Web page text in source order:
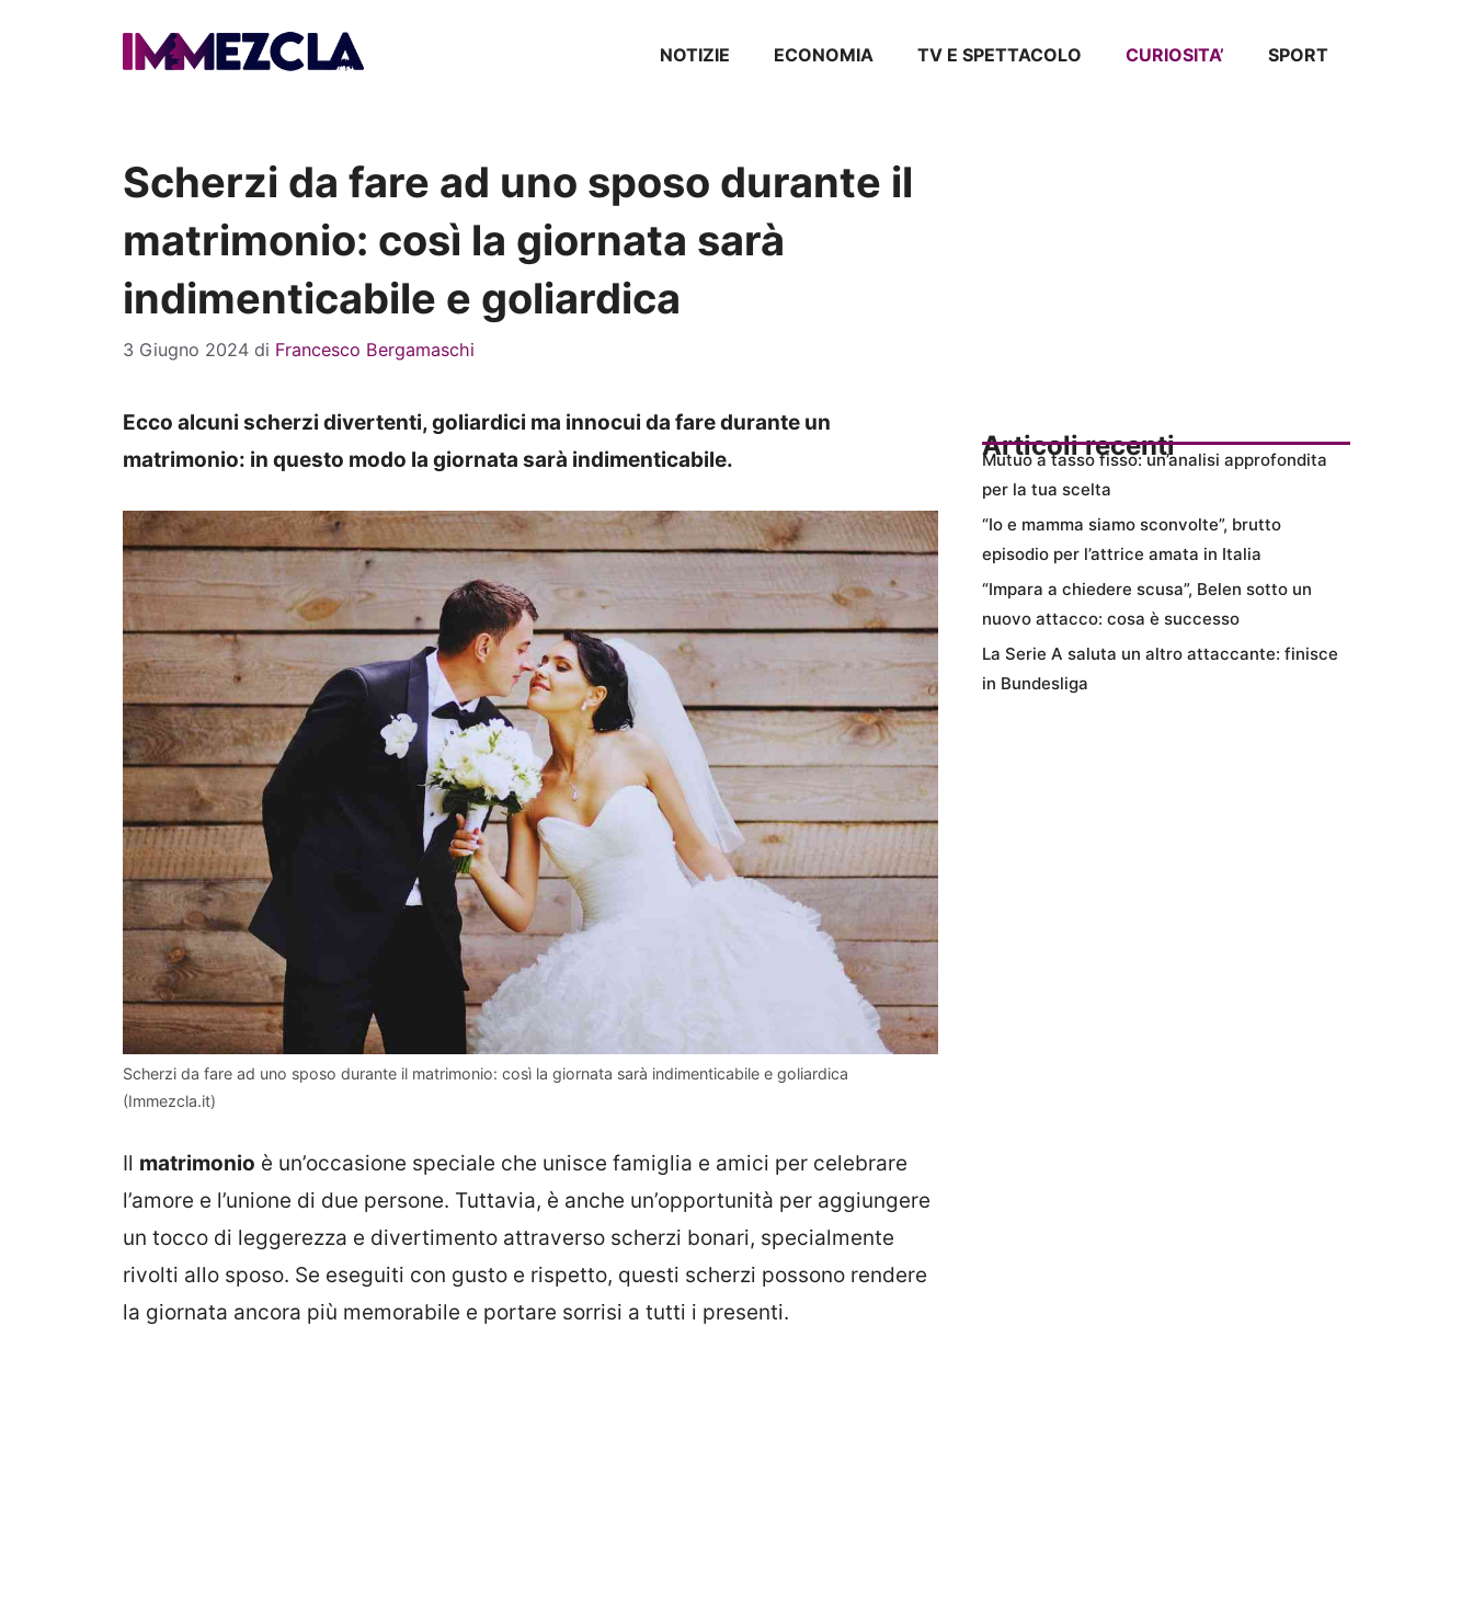
NOTIZIE ECONOMIA TV E SPETTACOLO CURIOSITA’ SPORT
Scherzi da fare ad uno sposo durante il
matrimonio: così la giornata sarà
indimenticabile e goliardica
3 Giugno 2024 di Francesco Bergamaschi
Ecco alcuni scherzi divertenti, goliardici ma innocui da fare durante un
matrimonio: in questo modo la giornata sarà indimenticabile.
Scherzi da fare ad uno sposo durante il matrimonio: così la giornata sarà indimenticabile e goliardica
(Immezcla.it)
Il matrimonio è un’occasione speciale che unisce famiglia e amici per celebrare
l’amore e l’unione di due persone. Tuttavia, è anche un’opportunità per aggiungere
un tocco di leggerezza e divertimento attraverso scherzi bonari, specialmente
rivolti allo sposo. Se eseguiti con gusto e rispetto, questi scherzi possono rendere
la giornata ancora più memorabile e portare sorrisi a tutti i presenti.
Articoli recenti
Mutuo a tasso fisso: un’analisi approfondita
per la tua scelta
“Io e mamma siamo sconvolte”, brutto
episodio per l’attrice amata in Italia
“Impara a chiedere scusa”, Belen sotto un
nuovo attacco: cosa è successo
La Serie A saluta un altro attaccante: finisce
in Bundesliga